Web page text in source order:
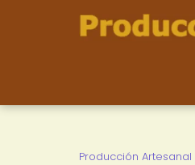
Producción Artesanal